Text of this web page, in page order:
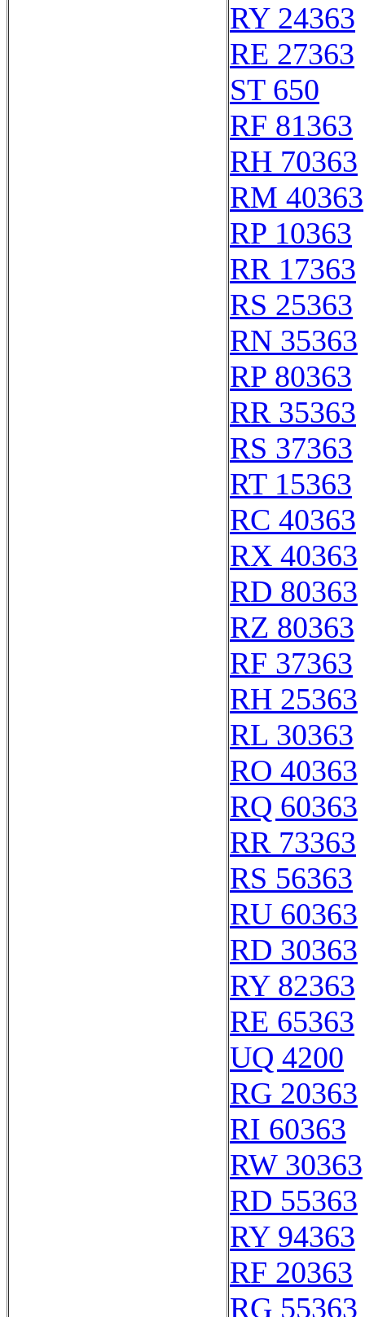
RY 24363
RE 27363
ST 650
RF 81363
RH 70363
RM 40363
RP 10363
RR 17363
RS 25363
RN 35363
RP 80363
RR 35363
RS 37363
RT 15363
RC 40363
RX 40363
RD 80363
RZ 80363
RF 37363
RH 25363
RL 30363
RO 40363
RQ 60363
RR 73363
RS 56363
RU 60363
RD 30363
RY 82363
RE 65363
UQ 4200
RG 20363
RI 60363
RW 30363
RD 55363
RY 94363
RF 20363
RG 55363